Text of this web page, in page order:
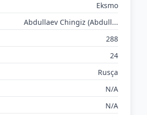
Eksmo
Abdullaev Chingiz (Abdull...
288
24
Rusça
N/A
N/A